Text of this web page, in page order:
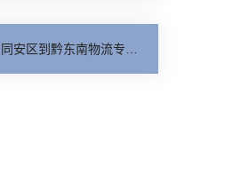
同安区到黔东南物流专线_快运直达「专线查询」